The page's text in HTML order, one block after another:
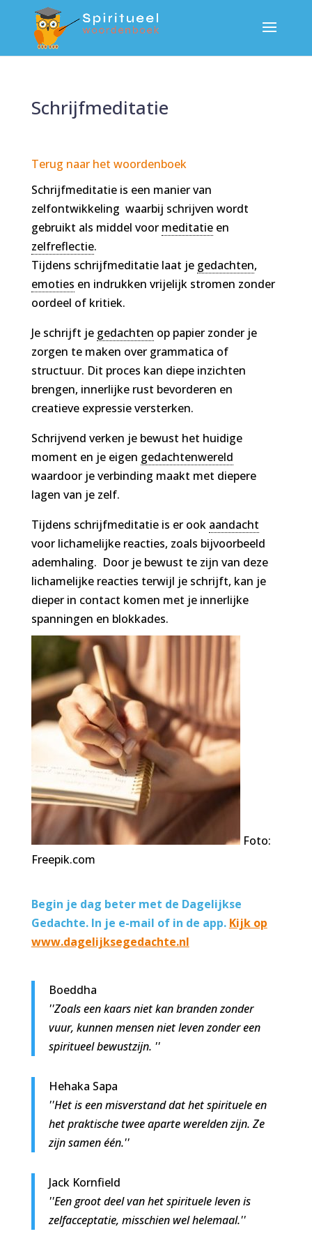
Schrijfmeditatie
Terug naar het woordenboek
Schrijfmeditatie is een manier van
zelfontwikkeling waarbij schrijven wordt
gebruikt als middel voor meditatieen
zelfreflectie.
Tijdens schrijfmeditatie laat je gedachten,
emoties en indrukken vrijelijk stromen zonder
oordeel of kritiek.
Je schrijft je gedachten op papier zonder je
zorgen te maken over grammatica of
structuur. Dit proces kan diepe inzichten
brengen, innerlijke rust bevorderen en
creatieve expressie versterken.
Schrijvend verken je bewust het huidige
moment en je eigen gedachtenwereld
waardoor je verbinding maakt met diepere
lagen van je zelf.
Tijdens schrijfmeditatie is er ook aandacht
voor lichamelijke reacties, zoals bijvoorbeeld
ademhaling. Door je bewust te zijn van deze
lichamelijke reacties terwijl je schrijft, kan je
dieper in contact komen met je innerlijke
spanningen en blokkades.
Foto:
Freepik.com
Begin je dag beter met de Dagelijkse
Gedachte. In je e-mail of in de app. Kijk op
www.dagelijksegedachte.nl
Boeddha
''Zoals een kaars niet kan branden zonder
vuur, kunnen mensen niet leven zonder een
spiritueel bewustzijn. ''
Hehaka Sapa
''Het is een misverstand dat het spirituele en
het praktische twee aparte werelden zijn. Ze
zijn samen één.''
Jack Kornfield
''Een groot deel van het spirituele leven is
zelfacceptatie, misschien wel helemaal.''